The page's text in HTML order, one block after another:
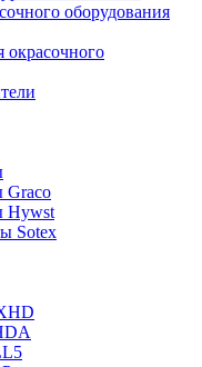
оборудования
Graco
Hywst
Sotex